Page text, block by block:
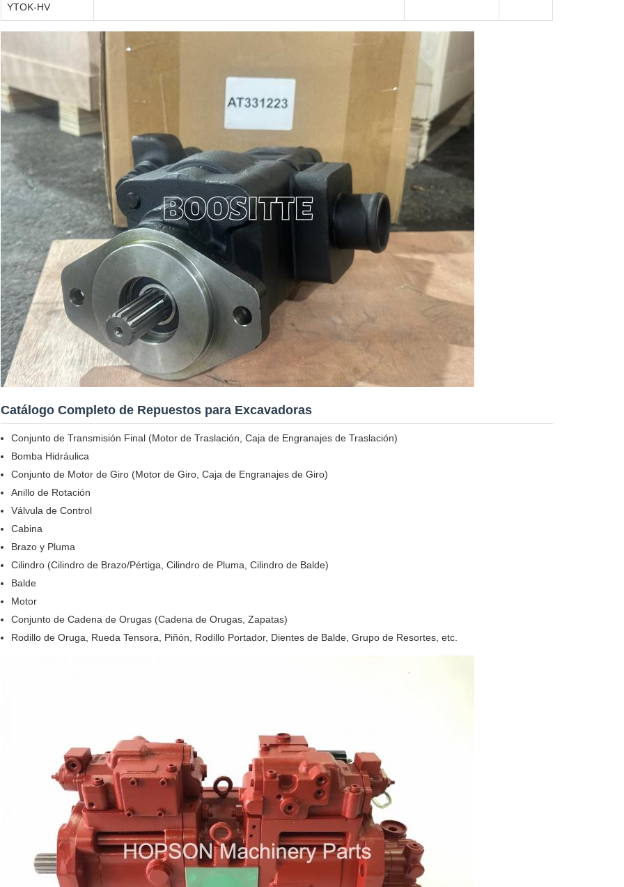
YTOK-HV
Catálogo Completo de Repuestos para Excavadoras
Conjunto de Transmisión Final (Motor de Traslación, Caja de Engranajes de Traslación)
Bomba Hidráulica
Conjunto de Motor de Giro (Motor de Giro, Caja de Engranajes de Giro)
Anillo de Rotación
Válvula de Control
Cabina
Brazo y Pluma
Cilindro (Cilindro de Brazo/Pértiga, Cilindro de Pluma, Cilindro de Balde)
Balde
Motor
Conjunto de Cadena de Orugas (Cadena de Orugas, Zapatas)
Rodillo de Oruga, Rueda Tensora, Piñón, Rodillo Portador, Dientes de Balde, Grupo de Resortes, etc.